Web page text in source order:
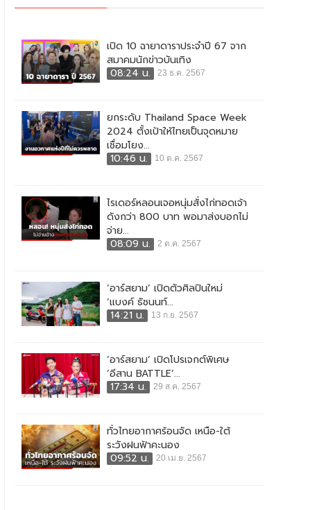
เปิด 10 ฉายาดาราประจำปี 67 จาก
สมาคมนักข่าวบันเทิง
08:24 น.
23 ธ.ค. 2567
ยกระดับ Thailand Space Week
2024 ตั้งเป้าให้ไทยเป็นจุดหมาย
เชื่อมโยง...
10:46 น.
10 ต.ค. 2567
ไรเดอร์หลอนเจอหนุ่มสั่งไก่ทอดเจ้า
ดังกว่า 800 บาท พอมาส่งบอกไม่
จ่าย...
08:09 น.
2 ต.ค. 2567
‘อาร์สยาม’ เปิดตัวศิลปินใหม่
‘แบงค์ ธัชนนท์...
14:21 น.
13 ก.ย. 2567
‘อาร์สยาม’ เปิดโปรเจกต์พิเศษ
‘อีสาน BATTLE’...
17:34 น.
29 ส.ค. 2567
ทั่วไทยอากาศร้อนจัด เหนือ-ใต้
ระวังฝนฟ้าคะนอง
09:52 น.
20 เม.ย. 2567